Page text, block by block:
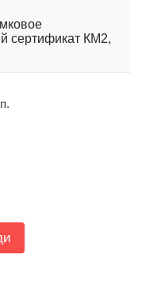
сертификат КМ2,